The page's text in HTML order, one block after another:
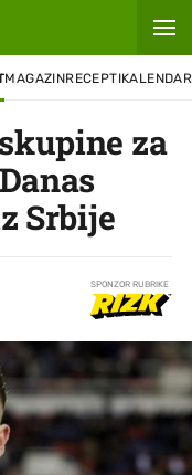
MAGAZINRECEPTIKALENDAR
za
Srbije
SPONZOR RUBRIKE